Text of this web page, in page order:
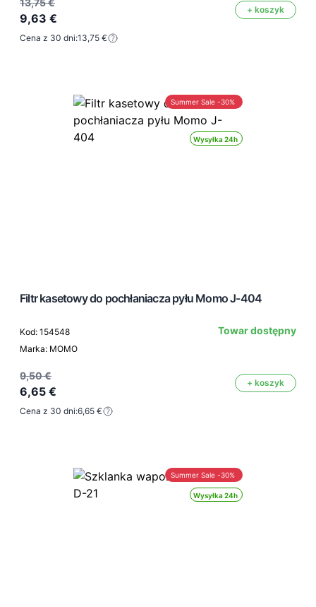
13,75 €
9,63 €
+ koszyk
Cena z 30 dni:13,75 €
Wysyłka 24h
Summer Sale -30%
Filtr kasetowy do pochłaniacza pyłu Momo J-404
Kod: 154548
Marka: MOMO
Towar dostępny
9,50 €
6,65 €
+ koszyk
Cena z 30 dni:6,65 €
Wysyłka 24h
Summer Sale -30%